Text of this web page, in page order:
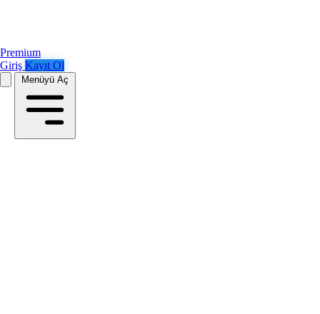
Premium
Giriş Kayıt Ol
Menüyü Aç